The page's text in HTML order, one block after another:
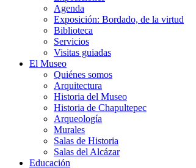
Agenda
Exposición: Bordado, de la virtud
Biblioteca
Servicios
Visitas guiadas
El Museo
Quiénes somos
Arquitectura
Historia del Museo
Historia de Chapultepec
Arqueología
Murales
Salas de Historia
Salas del Alcázar
Educación